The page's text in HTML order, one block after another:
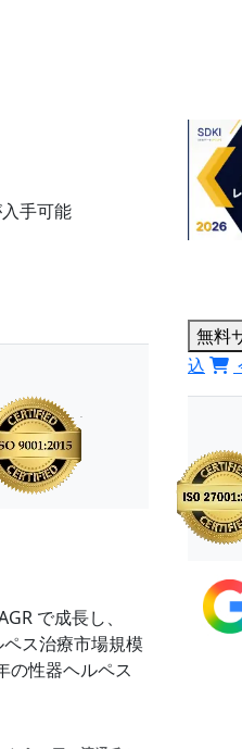
手可能
で成長し、
ス治療市場規模
の性器ヘルペス
無料
込